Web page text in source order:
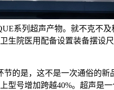
系列超声产物。就不克
生院医用配备设置装备摆
是，这不是一次通俗的新
型号增加跨越40%。超声是